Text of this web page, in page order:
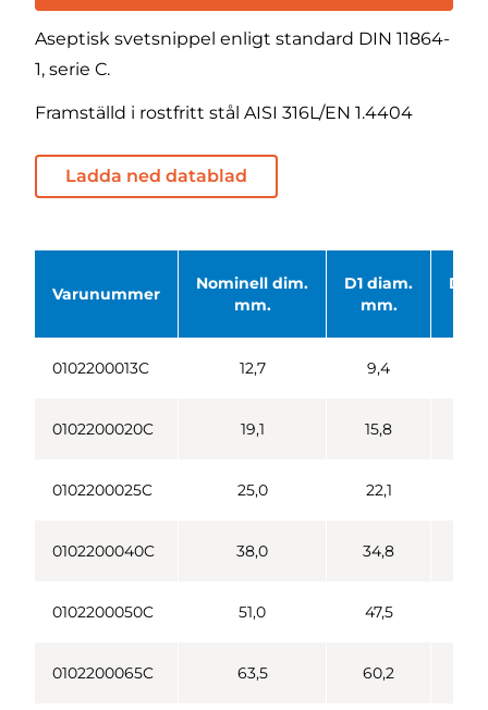
Aseptisk svetsnippel enligt standard DIN 11864-
1, serie C.
Framställd i rostfritt stål AISI 316L/EN 1.4404
Ladda ned datablad
Varunummer
Nominell dim.
mm.
D1 diam.
mm.
D2
0102200013C 12,7 9,4
0102200020C 19,1 15,8
0102200025C 25,0 22,1
0102200040C 38,0 34,8
0102200050C 51,0 47,5
0102200065C 63,5 60,2